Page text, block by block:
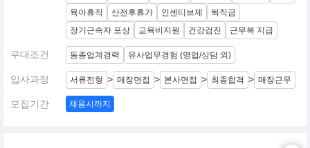
육아휴직
산전후휴가 인센티브제
퇴직금
장기근속자 포상
교육비지원 건강검진 근무복 지급
우대조건 동종업계경력 유사업무경험 (영업/상담 외)
입사과정 서류전형 > 매장면접 > 본사면접 > 최종합격 > 매장근무
모집기간 채용시까지